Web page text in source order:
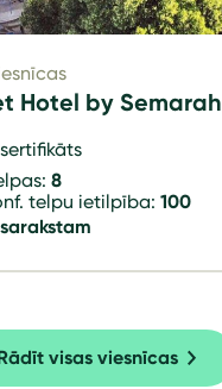
Hotel by Semarah
8
telpu ietilpība: 100
visas viesnīcas